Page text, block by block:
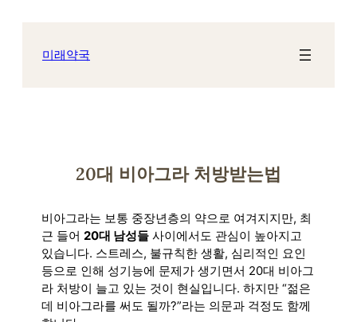
미래약국
20대 비아그라 처방받는법
비아그라는 보통 중장년층의 약으로 여겨지지만, 최
근 들어 20대 남성들 사이에서도 관심이 높아지고
있습니다. 스트레스, 불규칙한 생활, 심리적인 요인
등으로 인해 성기능에 문제가 생기면서 20대 비아그
라 처방이 늘고 있는 것이 현실입니다. 하지만 “젊은
데 비아그라를 써도 될까?”라는 의문과 걱정도 함께